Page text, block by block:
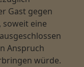
Gast gegen
eine
Anspruch
würde.